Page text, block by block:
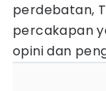
perdebatan,
percakapan
opini dan